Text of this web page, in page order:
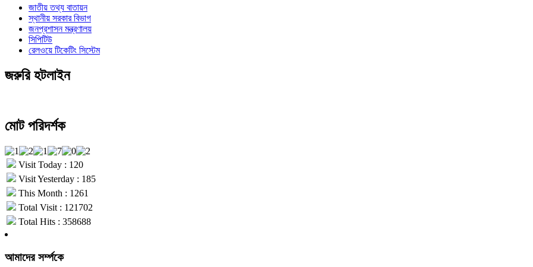
জাতীয় তথ্য বাতায়ন
স্থানীয় সরকার বিভাগ
জনপ্রশাসন মন্ত্রণালয়
সিপিটিউ
রেলওয়ে টিকেটিং সিস্টেম
জরুরি হটলাইন
মোট পরিদর্শক
Visit Today : 120
Visit Yesterday : 185
This Month : 1261
Total Visit : 121702
Total Hits : 358688
আমাদের সর্ম্পকে